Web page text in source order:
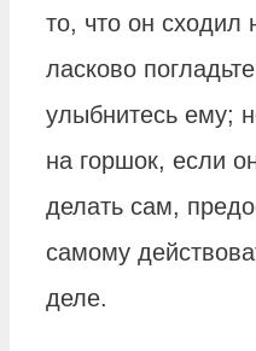
то, что он сходил
ласково
улыбнитесь ему;
на горшок, если
делать сам,
самому
деле.